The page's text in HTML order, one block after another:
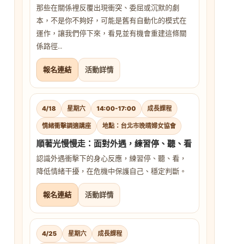
那些在關係裡反覆出現衝突、委屈或沉默的劇
本，不是你不夠好，可能是舊有自動化的模式在
運作，讓我們停下來，看見並有機會重建這條關
係路徑...
報名連結 活動詳情
4/18 星期六 14:00-17:00 成長課程
情緒衝擊調適講座 地點：台北市晚晴婦女協會
順著光慢慢走：面對外遇，練習停、聽、看
認識外遇衝擊下的身心反應，練習停、聽、看，
降低情緒干擾，在危機中保護自己、穩定判斷。
報名連結 活動詳情
4/25 星期六 成長課程